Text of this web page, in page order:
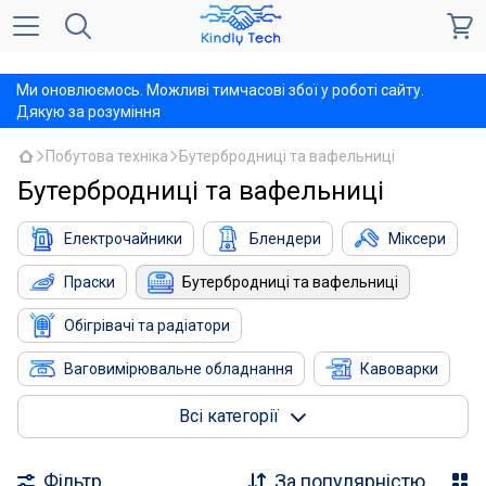
Ми оновлюємось. Можливі тимчасові збої у роботі сайту.
Дякую за розуміння
Побутова техніка Бутербродниці та вафельниці
Бутербродниці та вафельниці
Електрочайники Блендери Міксери
Праски Бутербродниці та вафельниці
Обігрівачі та радіатори
Ваговимірювальне обладнання Кавоварки
Кухонні настільні плити Кліматична техніка
Всі категорії
Фільтр За популярністю